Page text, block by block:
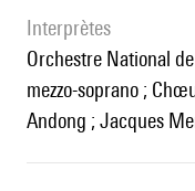
interprètes
Orchestre National de Lorraine ; Julie Robard-Gendre,
mezzo-soprano ;
Andong ; Jacques